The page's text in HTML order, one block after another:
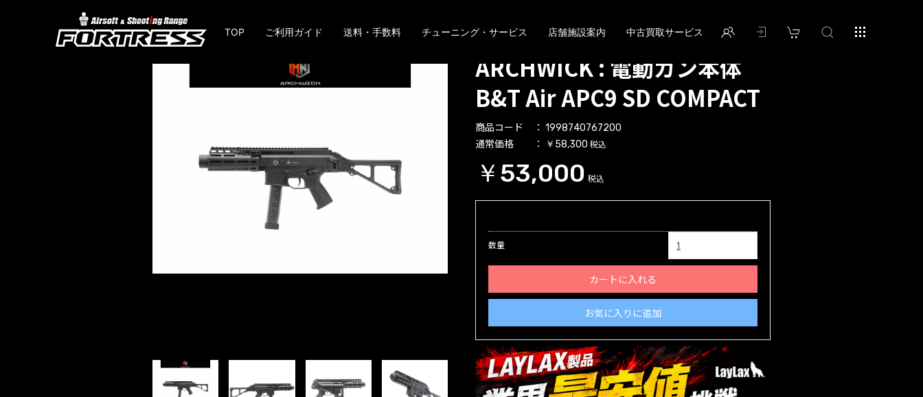
TOP ご利用ガイド 送料・手数料 チューニング・サービス 店舗施設案内 中古買取サービス
ARCHWICK : 電動ガン本体
B&T Air APC9 SD COMPACT
商品コード 1998740767200
通常価格 ￥58,300 税込
￥53,000 税込
数量
カートに入れる
お気に入りに追加